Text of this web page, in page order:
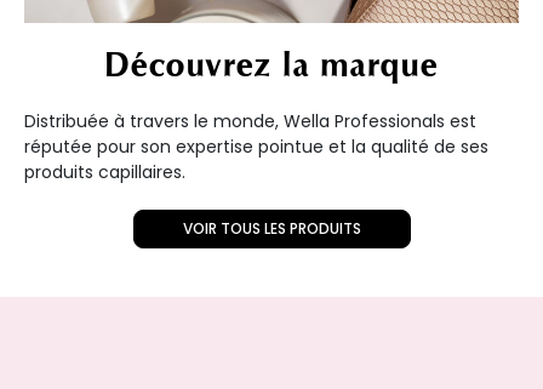
Découvrez la marque
Distribuée à travers le monde, Wella Professionals est
réputée pour son expertise pointue et la qualité de ses
produits capillaires.
VOIR TOUS LES PRODUITS